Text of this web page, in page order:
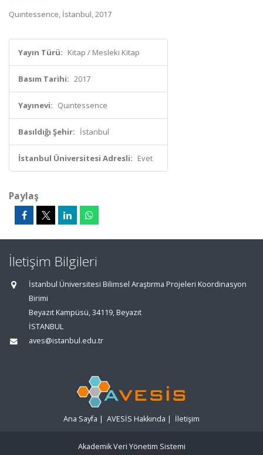
Quıntessence, İstanbul, 2017
Yayın Türü: Kitap / Mesleki Kitap
Basım Tarihi: 2017
Yayınevi: Quıntessence
Basıldığı Şehir: İstanbul
İstanbul Üniversitesi Adresli: Evet
Paylaş
İletişim Bilgileri
İstanbul Üniversitesi Bilimsel Araştırma Projeleri Koordinasyon
Birimi
Beyazıt Kampüsü, 34119, Beyazıt
İSTANBUL
aves@istanbul.edu.tr
Ana Sayfa | AVESİS Hakkında | İletişim
Akademik Veri Yönetim Sistemi